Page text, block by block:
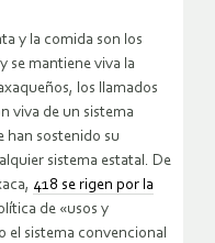
y la comida son los
se mantiene viva la
los llamados
viva de un sistema
han sostenido su
sistema estatal. De
418 se rigen por la
de «usos y
el sistema convencional